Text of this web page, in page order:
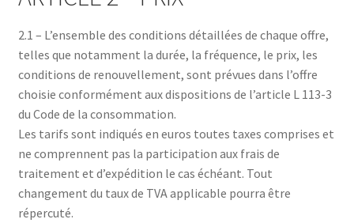
2.1 – L’ensemble des conditions détaillées de chaque offre,
telles que notamment la durée, la fréquence, le prix, les
conditions de renouvellement, sont prévues dans l’offre
choisie conformément aux dispositions de l’article L 113-3
du Code de la consommation.
Les tarifs sont indiqués en euros toutes taxes comprises et
ne comprennent pas la participation aux frais de
traitement et d’expédition le cas échéant. Tout
changement du taux de TVA applicable pourra être
répercuté.